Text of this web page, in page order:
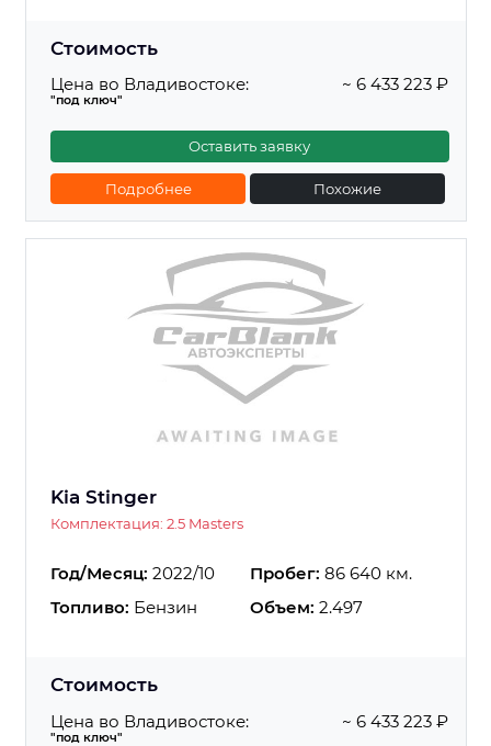
Стоимость
Цена во Владивостоке:
"под ключ"
~ 6 433 223 ₽
Оставить заявку
Подробнее Похожие
Kia Stinger
Комплектация: 2.5 Masters
Год/Месяц: 2022/10 Пробег: 86 640 км.
Топливо: Бензин Объем: 2.497
Стоимость
Цена во Владивостоке:
"под ключ"
~ 6 433 223 ₽